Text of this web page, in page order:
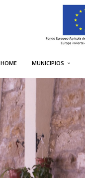
HOME MUNICIPIOS